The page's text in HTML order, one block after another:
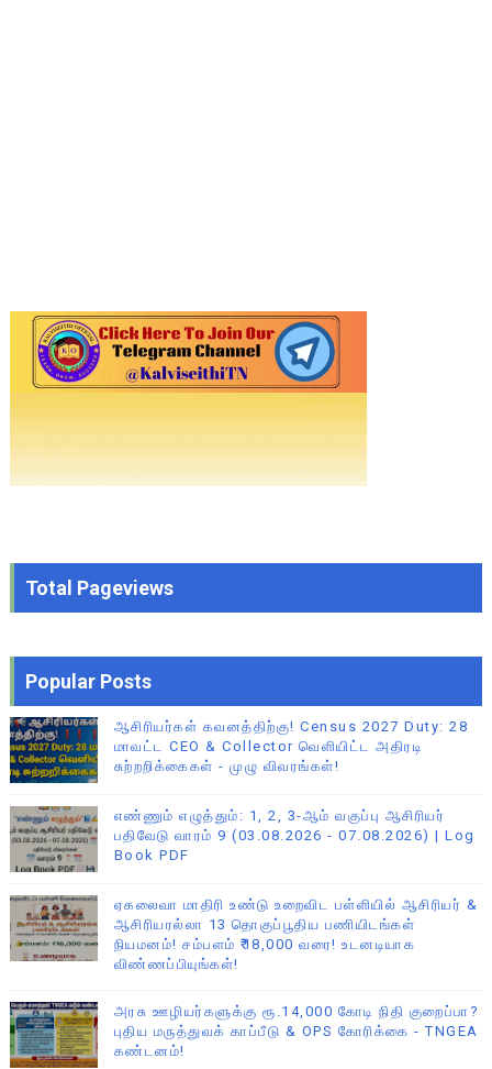
Total Pageviews
Popular Posts
ஆசிரியர்கள் கவனத்திற்கு! Census 2027 Duty: 28
மாவட்ட CEO & Collector வெளியிட்ட அதிரடி
சுற்றறிக்கைகள் - முழு விவரங்கள்!
எண்ணும் எழுத்தும்: 1, 2, 3-ஆம் வகுப்பு ஆசிரியர்
பதிவேடு வாரம் 9 (03.08.2026 - 07.08.2026) | Log
Book PDF
ஏகலைவா மாதிரி உண்டு உறைவிட பள்ளியில் ஆசிரியர் &
ஆசிரியரல்லா 13 தொகுப்பூதிய பணியிடங்கள்
நியமனம்! சம்பளம் ₹18,000 வரை! உடனடியாக
விண்ணப்பியுங்கள்!
அரசு ஊழியர்களுக்கு ரூ.14,000 கோடி நிதி குறைப்பா?
புதிய மருத்துவக் காப்பீடு & OPS கோரிக்கை - TNGEA
கண்டனம்!